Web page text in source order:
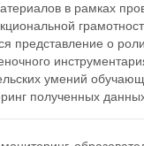
в рамках
представление о
умений
полученных